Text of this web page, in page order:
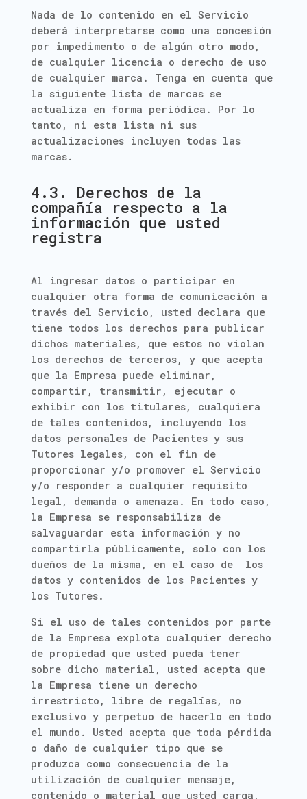
Nada de lo contenido en el Servicio
deberá interpretarse como una concesión
por impedimento o de algún otro modo,
de cualquier licencia o derecho de uso
de cualquier marca. Tenga en cuenta que
la siguiente lista de marcas se
actualiza en forma periódica. Por lo
tanto, ni esta lista ni sus
actualizaciones incluyen todas las
marcas.
4.3. Derechos de la
compañía respecto a la
información que usted
registra
Al ingresar datos o participar en
cualquier otra forma de comunicación a
través del Servicio, usted declara que
tiene todos los derechos para publicar
dichos materiales, que estos no violan
los derechos de terceros, y que acepta
que la Empresa puede eliminar,
compartir, transmitir, ejecutar o
exhibir con los titulares, cualquiera
de tales contenidos, incluyendo los
datos personales de Pacientes y sus
Tutores legales, con el fin de
proporcionar y/o promover el Servicio
y/o responder a cualquier requisito
legal, demanda o amenaza. En todo caso,
la Empresa se responsabiliza de
salvaguardar esta información y no
compartirla públicamente, solo con los
dueños de la misma, en el caso de los
datos y contenidos de los Pacientes y
los Tutores.
Si el uso de tales contenidos por parte
de la Empresa explota cualquier derecho
de propiedad que usted pueda tener
sobre dicho material, usted acepta que
la Empresa tiene un derecho
irrestricto, libre de regalías, no
exclusivo y perpetuo de hacerlo en todo
el mundo. Usted acepta que toda pérdida
o daño de cualquier tipo que se
produzca como consecuencia de la
utilización de cualquier mensaje,
contenido o material que usted carga,